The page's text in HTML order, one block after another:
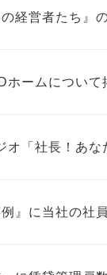
経営者たち』
ホームについて
オ「社長！あ
』に当社の社